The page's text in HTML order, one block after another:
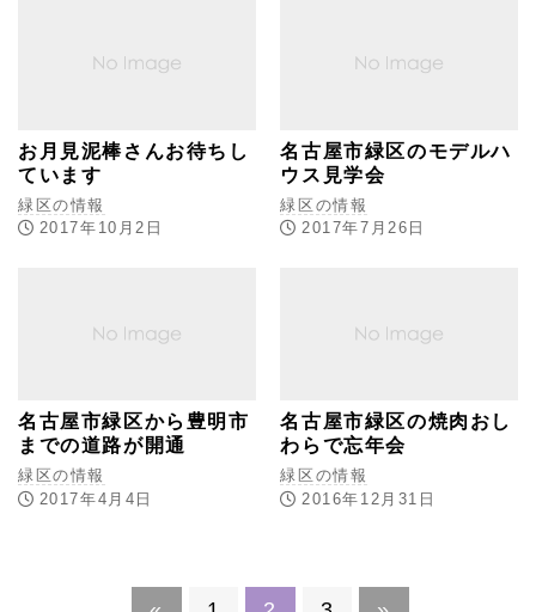
お月見泥棒さんお待ちし
ています
緑区の情報
2017年10月2日
名古屋市緑区のモデルハ
ウス見学会
緑区の情報
2017年7月26日
名古屋市緑区から豊明市
までの道路が開通
緑区の情報
2017年4月4日
名古屋市緑区の焼肉おし
わらで忘年会
緑区の情報
2016年12月31日